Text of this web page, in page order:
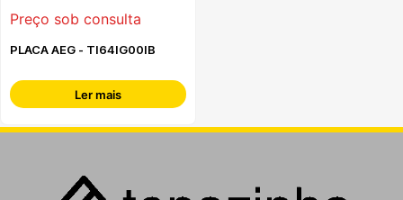
Preço sob consulta
PLACA AEG - TI64IG00IB
Ler mais